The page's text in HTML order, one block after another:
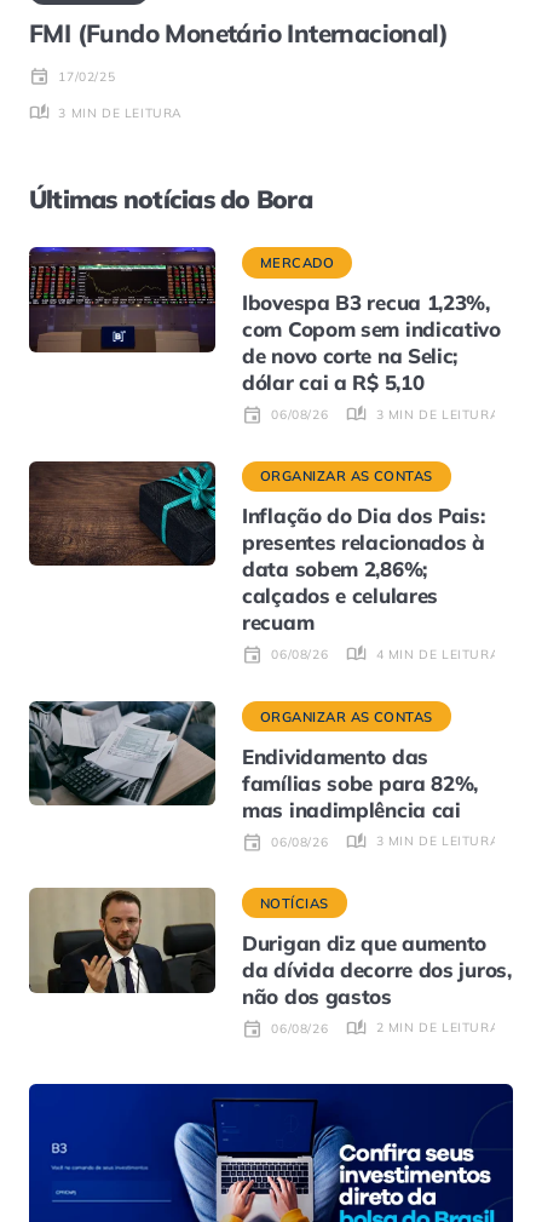
FMI (Fundo Monetário Internacional)
17/02/25
3 MIN DE LEITURA
Últimas notícias do Bora
MERCADO
Ibovespa B3 recua 1,23%,
com Copom sem indicativo
de novo corte na Selic;
dólar cai a R$ 5,10
06/08/26 3 MIN DE LEITURA
ORGANIZAR AS CONTAS
Inflação do Dia dos Pais:
presentes relacionados à
data sobem 2,86%;
calçados e celulares
recuam
06/08/26 4 MIN DE LEITURA
ORGANIZAR AS CONTAS
Endividamento das
famílias sobe para 82%,
mas inadimplência cai
06/08/26 3 MIN DE LEITURA
NOTÍCIAS
Durigan diz que aumento
da dívida decorre dos juros,
não dos gastos
06/08/26 2 MIN DE LEITURA